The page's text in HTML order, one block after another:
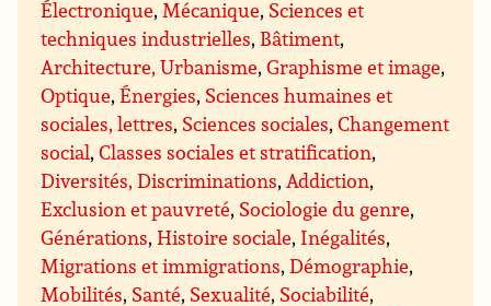
Électronique, Mécanique, Sciences et
techniques industrielles, Bâtiment,
Architecture, Urbanisme,Graphisme et image,
Optique,Énergies, Sciences humaines et
sociales, lettres, Sciences sociales,Changement
social,Classes sociales et stratification,
Diversités, Discriminations, Addiction,
Exclusion et pauvreté, Sociologie du genre,
Générations,Histoire sociale, Inégalités,
Migrations et immigrations,Démographie,
Mobilités, Santé, Sexualité, Sociabilité,